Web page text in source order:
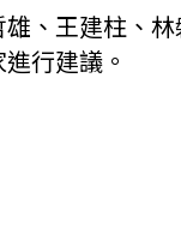
、王建柱、
行建議。